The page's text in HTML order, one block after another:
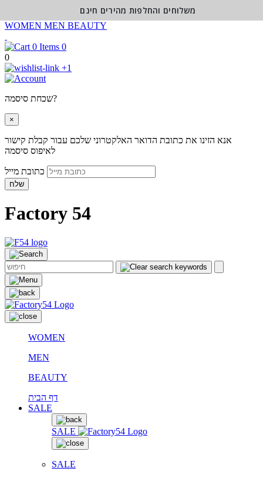
WOMEN MEN BEAUTY
0
0
+1
שכחת סיסמה?
×
אנא הזינו את כתובת הדואר האלקטרוני שלכם עבור קבלת קישור
לאיפוס סיסמה
שלח
Factory 54
WOMEN
MEN
BEAUTY
דף הבית
SALE
SALE
SALE
משלוחים והחלפות מהירים חינם